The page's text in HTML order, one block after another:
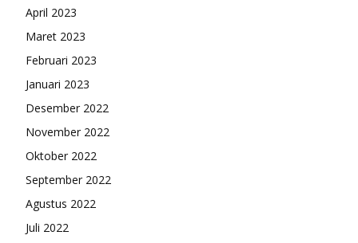
April 2023
Maret 2023
Februari 2023
Januari 2023
Desember 2022
November 2022
Oktober 2022
September 2022
Agustus 2022
Juli 2022